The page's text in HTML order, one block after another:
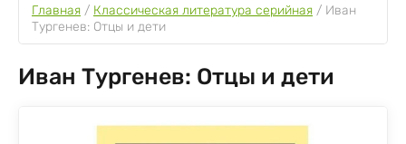
Главная / Классическая литература серийная / Иван
Тургенев: Отцы и дети
Иван Тургенев: Отцы и дети